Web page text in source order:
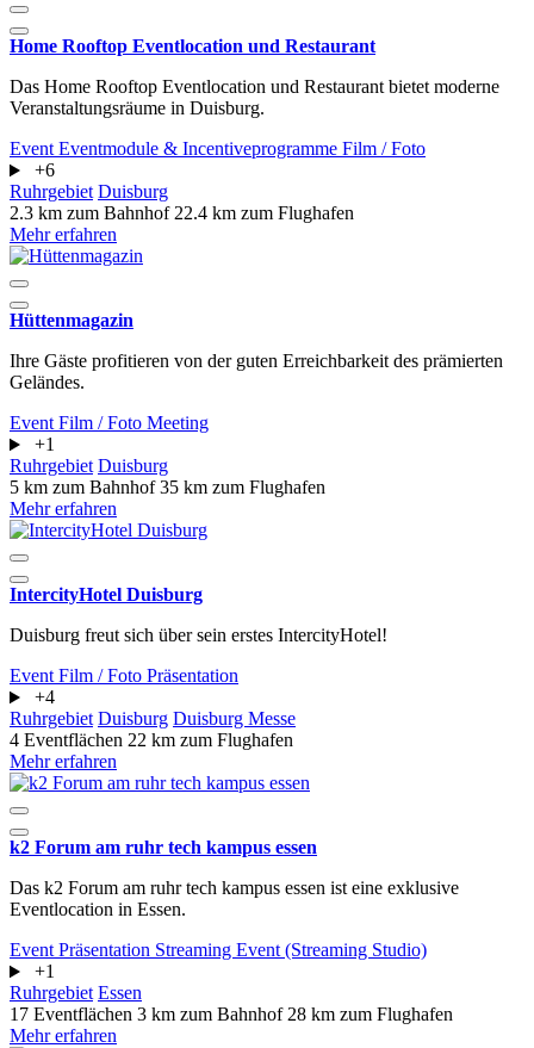
Home Rooftop Eventlocation und Restaurant
Das Home Rooftop Eventlocation und Restaurant bietet moderne
Veranstaltungsräume in Duisburg.
Event Eventmodule & Incentiveprogramme Film / Foto
+6
Ruhrgebiet Duisburg
2.3 km zum Bahnhof 22.4 km zum Flughafen
Mehr erfahren
Hüttenmagazin
Ihre Gäste profitieren von der guten Erreichbarkeit des prämierten
Geländes.
Event Film / Foto Meeting
+1
Ruhrgebiet Duisburg
5 km zum Bahnhof35 km zum Flughafen
Mehr erfahren
IntercityHotel Duisburg
Duisburg freut sich über sein erstes IntercityHotel!
Event Film / Foto Präsentation
+4
Ruhrgebiet Duisburg Duisburg Messe
4 Eventflächen 22 km zum Flughafen
Mehr erfahren
k2 Forum am ruhr tech kampus essen
Das k2 Forum am ruhr tech kampus essen ist eine exklusive
Eventlocation in Essen.
Event Präsentation Streaming Event (Streaming Studio)
+1
Ruhrgebiet Essen
17 Eventflächen 3 km zum Bahnhof 28 km zum Flughafen
Mehr erfahren